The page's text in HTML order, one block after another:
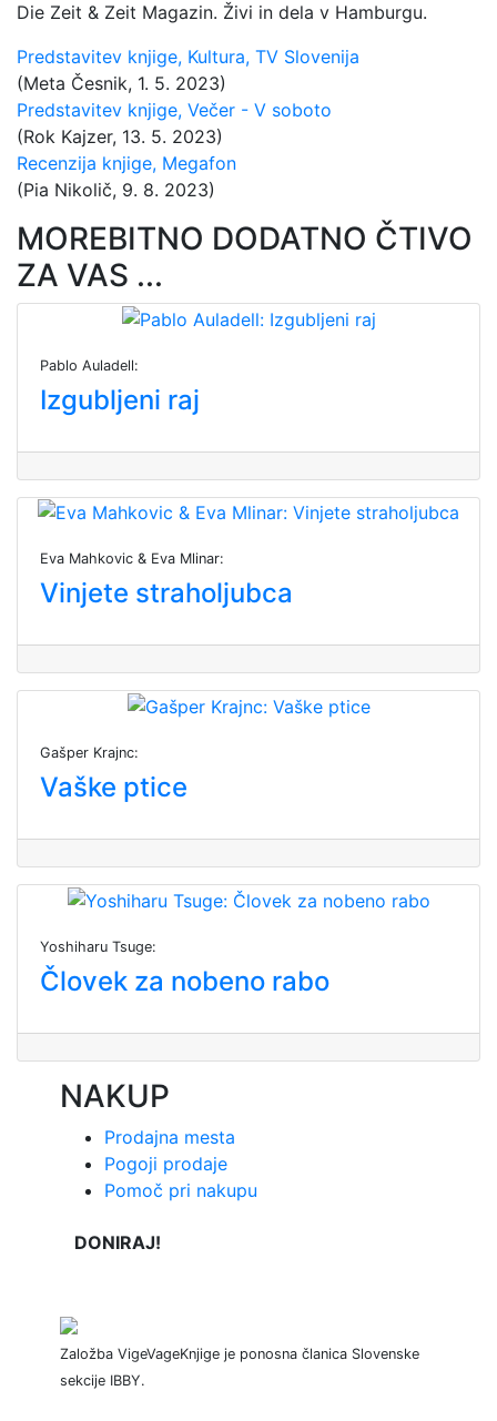
Die Zeit & Zeit Magazin. Živi in dela v Hamburgu.
Predstavitev knjige, Kultura, TV Slovenija
(Meta Česnik, 1. 5. 2023)
Predstavitev knjige, Večer - V soboto
(Rok Kajzer, 13. 5. 2023)
Recenzija knjige, Megafon
(Pia Nikolič, 9. 8. 2023)
MOREBITNO DODATNO ČTIVO
ZA VAS ...
Pablo Auladell:
Izgubljeni raj
Eva Mahkovic & Eva Mlinar:
Vinjete straholjubca
Gašper Krajnc:
Vaške ptice
Yoshiharu Tsuge:
Človek za nobeno rabo
NAKUP
Prodajna mesta
Pogoji prodaje
Pomoč pri nakupu
DONIRAJ!
Založba VigeVageKnjige je ponosna članica Slovenske
sekcije IBBY.